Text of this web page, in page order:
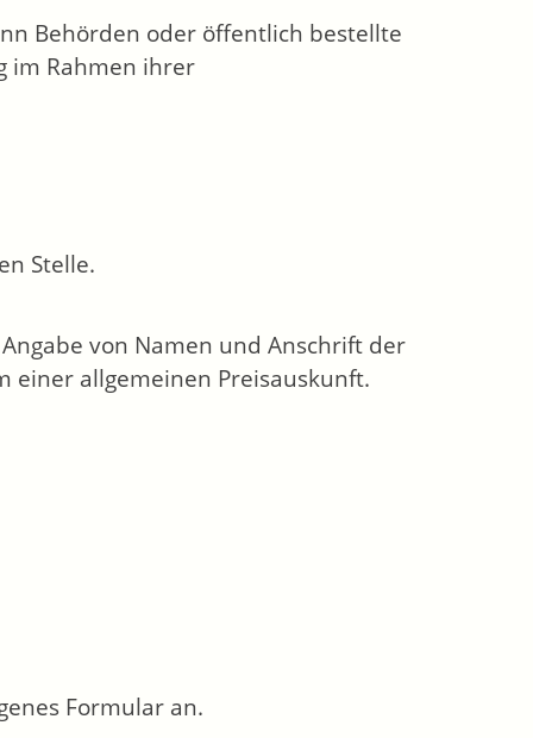
Behörden oder öffentlich bestellte
im Rahmen ihrer
Stelle.
von Namen und Anschrift der
einer allgemeinen Preisauskunft.
Formular an.